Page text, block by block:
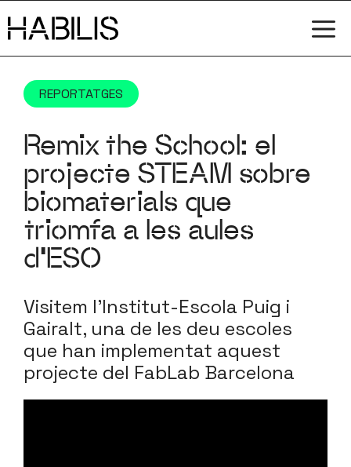
al
REPORTATGES
Remix the School: el
projecte STEAM sobre
biomaterials que
triomfa a les aules
d’ESO
Visitem l’Institut-Escola Puig i
Gairalt, una de les deu escoles
que han implementat aquest
projecte del FabLab Barcelona